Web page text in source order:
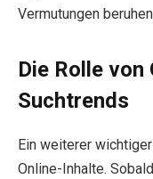
Vermutungen
Die Rolle von
Suchtrends
Ein weiterer
Online-Inhalte.